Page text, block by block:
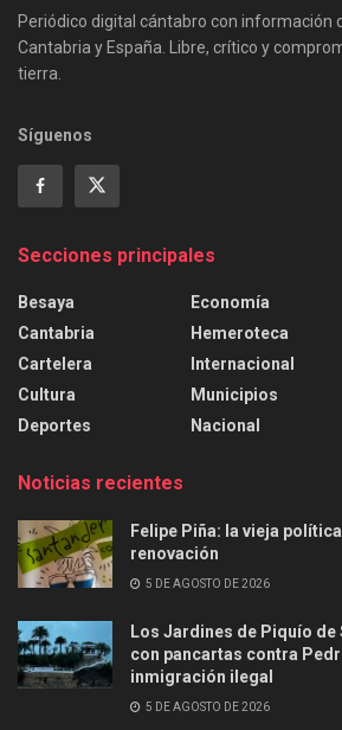
Periódico digital cántabro con información
Cantabria y España. Libre, crítico y
tierra.
Síguenos
Secciones principales
Besaya
Cantabria
Cartelera
Cultura
Deportes
Economía
Hemeroteca
Internacional
Municipios
Nacional
Noticias recientes
Felipe Piña: la vieja
renovación
5 DE AGOSTO DE 2026
Los Jardines de Piquío de
con pancartas contra
inmigración ilegal
5 DE AGOSTO DE 2026